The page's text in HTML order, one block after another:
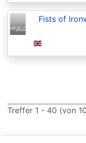
Dominaria
United:
Commander
Double
Fists of
Treffer 1 - 40 (von